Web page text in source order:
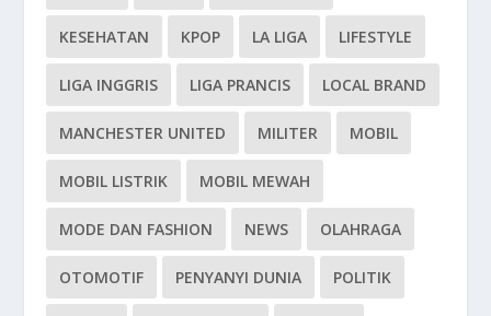
KESEHATAN KPOP LA LIGA LIFESTYLE
LIGA INGGRIS LIGA PRANCIS LOCAL BRAND
MANCHESTER UNITED MILITER MOBIL
MOBIL LISTRIK MOBIL MEWAH
MODE DAN FASHION NEWS OLAHRAGA
OTOMOTIF PENYANYI DUNIA POLITIK